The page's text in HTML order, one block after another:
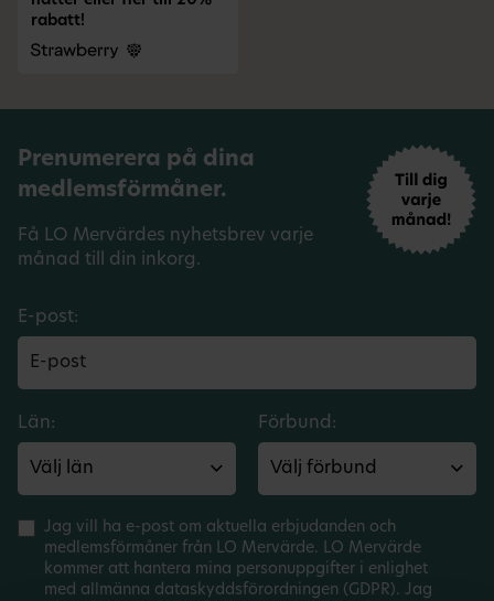
rabatt!
Prenumerera på dina
medlemsförmåner.
Få LO Mervärdes nyhetsbrev varje
månad till din inkorg.
E-post:
Län: Förbund:
Jag vill ha e-post om aktuella erbjudanden och
medlemsförmåner från LO Mervärde. LO Mervärde
kommer att hantera mina personuppgifter i enlighet
med allmänna dataskyddsförordningen (GDPR). Jag